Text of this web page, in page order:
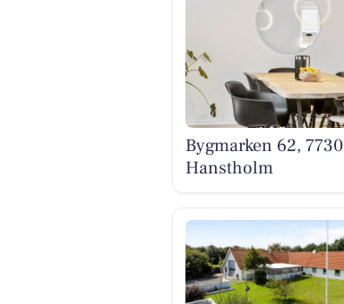
Bygmarken 62, 7730
Hanstholm